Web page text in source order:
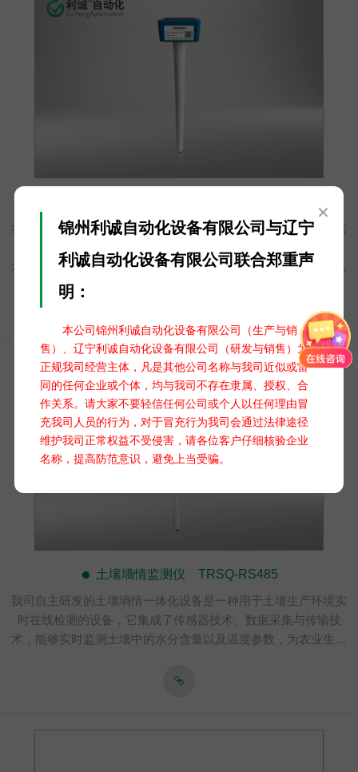
×
锦州利诚自动化设备有限公司与辽宁
利诚自动化设备有限公司联合郑重声
明：
本公司锦州利诚自动化设备有限公司（生产与销
售）、辽宁利诚自动化设备有限公司（研发与销售）为
正规我司经营主体，凡是其他公司名称与我司近似或雷
同的任何企业或个体，均与我司不存在隶属、授权、合
作关系。请大家不要轻信任何公司或个人以任何理由冒
充我司人员的行为，对于冒充行为我司会通过法律途径
维护我司正常权益不受侵害，请各位客户仔细核验企业
名称，提高防范意识，避免上当受骗。
我司自主研发的土壤墒情一体化设备是一种用于土壤生产环境实
术，能够实时监测土壤中的水分含量以及温度参数，为农业生产
提供关键数据支持。设备采用太阳能电池板+蓄电池的组合供电方
式，确保长期稳定运行的同时减少能源消耗。使用高精度传感
器，能够准确测量土壤中的水分含量和温度，确保数据的可靠
性。通过无线4G网络或有线传输，将数据传输至云端或用户终
端，用户可以通过手机或电脑远程随时远程访问和分析数据。
土壤墒情监测仪 TRSQ-RS485
我司自主研发的土壤墒情一体化设备是一种用于土壤生产环境实
时在线检测的设备，它集成了传感器技术、数据采集与传输技
术，能够实时监测土壤中的水分含量以及温度参数，为农业生产
式，确保长期稳定运行的同时减少能源消耗。使用高精度传感
端，用户可以通过手机或电脑远程随时远程访问和分析数据。